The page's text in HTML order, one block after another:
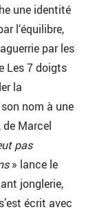
une identité
l‘équilibre,
par les
Les 7 doigts
la
nom à une
de Marcel
pas
» lance le
jonglerie,
écrit avec